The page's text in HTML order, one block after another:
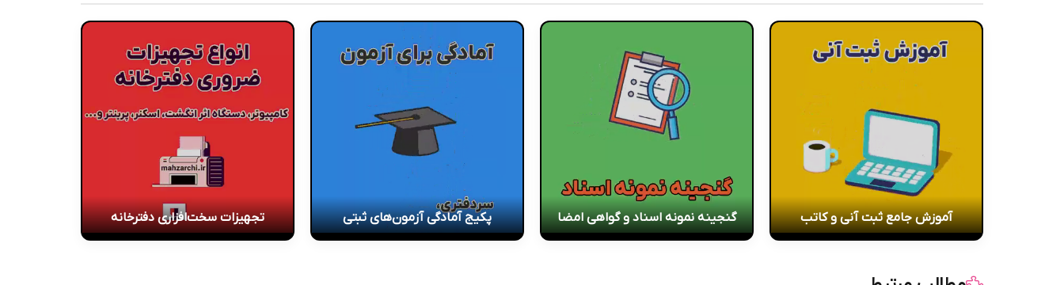
آموزش جامع ثبت آنی و کاتب گنجینه نمونه اسناد و گواهی امضا پکیج آمادگی آزمون‌های ثبتی تجهیزات سخت‌افزاری دفترخانه